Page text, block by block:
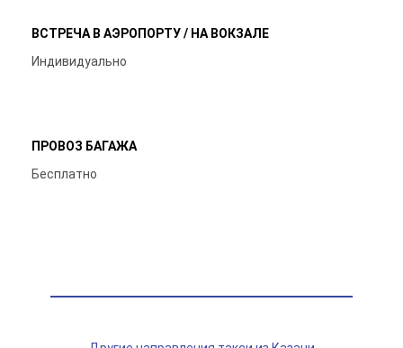
ВСТРЕЧА В АЭРОПОРТУ / НА ВОКЗАЛЕ
Индивидуально
ПРОВОЗ БАГАЖА
Бесплатно